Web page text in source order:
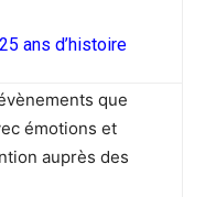
ans d’histoire
que
émotions et
auprès des